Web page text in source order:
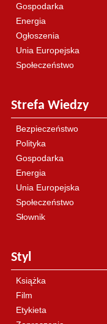
Gospodarka
Energia
Ogłoszenia
Unia Europejska
Społeczeństwo
Strefa Wiedzy
Bezpieczeństwo
Polityka
Gospodarka
Energia
Unia Europejska
Społeczeństwo
Słownik
Styl
Książka
Film
Etykieta